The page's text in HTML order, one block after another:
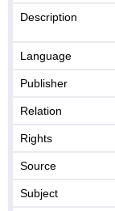
Description
Language
Publisher
Relation
Rights
Source
Subject